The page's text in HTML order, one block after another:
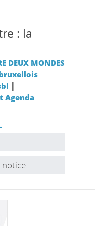
: la
DEUX MONDES
|
Agenda
notice.